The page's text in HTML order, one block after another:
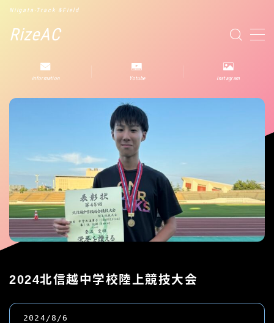
RizeAC
Niigata-Track &Field
MENU
information Yotube Instagram
2024北信越中学校陸上競技大会
2024/8/6